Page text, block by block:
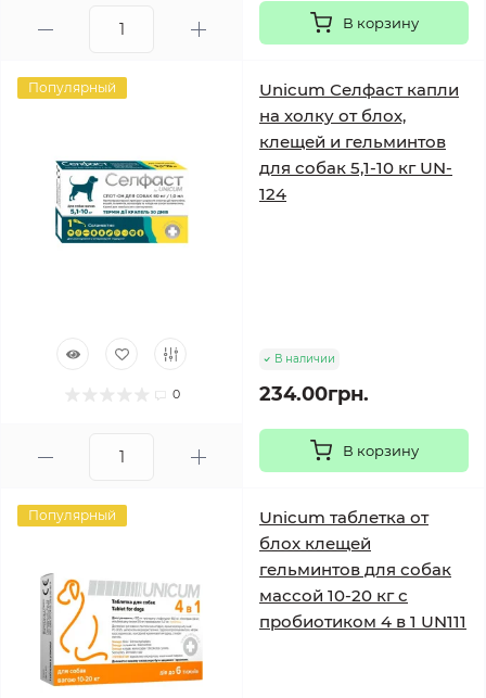
В корзину
Популярный
0
Unicum Селфаст капли
на холку от блох,
клещей и гельминтов
для собак 5,1-10 кг UN-
124
В наличии
234.00грн.
В корзину
Популярный
Unicum таблетка от
блох клещей
гельминтов для собак
массой 10-20 кг с
пробиотиком 4 в 1 UN111